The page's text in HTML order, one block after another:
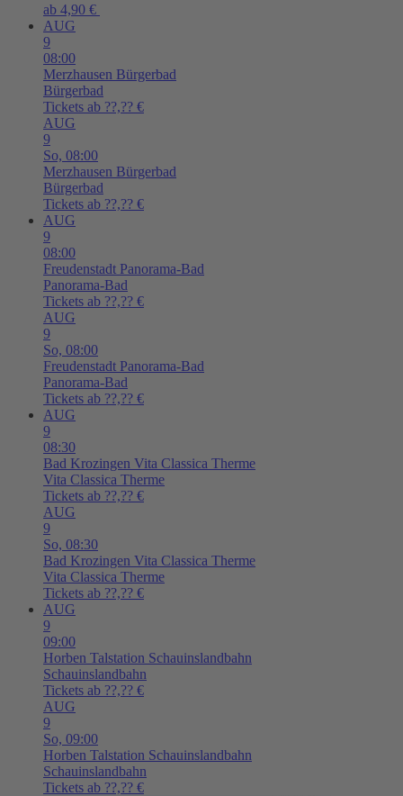
ab 4,90 €
AUG
9
08:00
Merzhausen Bürgerbad
Bürgerbad
Tickets ab ??,?? €
AUG
9
So, 08:00
Merzhausen Bürgerbad
Bürgerbad
Tickets ab ??,?? €
AUG
9
08:00
Freudenstadt Panorama-Bad
Panorama-Bad
Tickets ab ??,?? €
AUG
9
So, 08:00
Freudenstadt Panorama-Bad
Panorama-Bad
Tickets ab ??,?? €
AUG
9
08:30
Bad Krozingen Vita Classica Therme
Vita Classica Therme
Tickets ab ??,?? €
AUG
9
So, 08:30
Bad Krozingen Vita Classica Therme
Vita Classica Therme
Tickets ab ??,?? €
AUG
9
09:00
Horben Talstation Schauinslandbahn
Schauinslandbahn
Tickets ab ??,?? €
AUG
9
So, 09:00
Horben Talstation Schauinslandbahn
Schauinslandbahn
Tickets ab ??,?? €